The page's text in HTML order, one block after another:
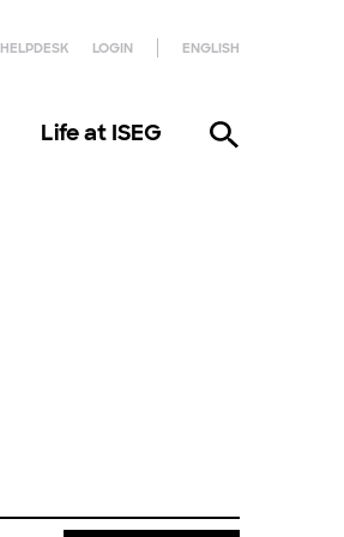
HELPDESK LOGIN ENGLISH
Life at ISEG